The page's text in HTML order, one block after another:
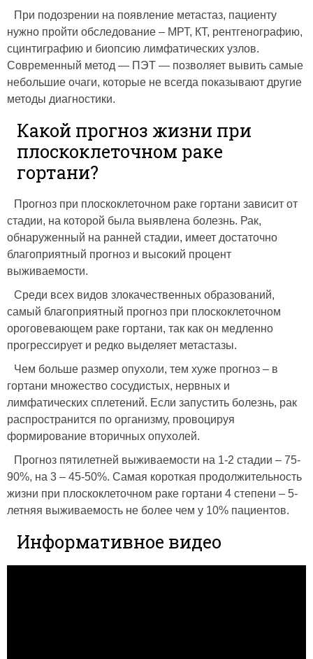
При подозрении на появление метастаз, пациенту
нужно пройти обследование – МРТ, КТ, рентгенографию,
сцинтиграфию и биопсию лимфатических узлов.
Современный метод — ПЭТ — позволяет вывить самые
небольшие очаги, которые не всегда показывают другие
методы диагностики.
Какой прогноз жизни при
плоскоклеточном раке
гортани?
Прогноз при плоскоклеточном раке гортани зависит от
стадии, на которой была выявлена болезнь. Рак,
обнаруженный на ранней стадии, имеет достаточно
благоприятный прогноз и высокий процент
выживаемости.
Среди всех видов злокачественных образований,
самый благоприятный прогноз при плоскоклеточном
ороговевающем раке гортани, так как он медленно
прогрессирует и редко выделяет метастазы.
Чем больше размер опухоли, тем хуже прогноз – в
гортани множество сосудистых, нервных и
лимфатических сплетений. Если запустить болезнь, рак
распространится по организму, провоцируя
формирование вторичных опухолей.
Прогноз пятилетней выживаемости на 1-2 стадии – 75-
90%, на 3 – 45-50%. Самая короткая продолжительность
жизни при плоскоклеточном раке гортани 4 степени – 5-
летняя выживаемость не более чем у 10% пациентов.
Информативное видео